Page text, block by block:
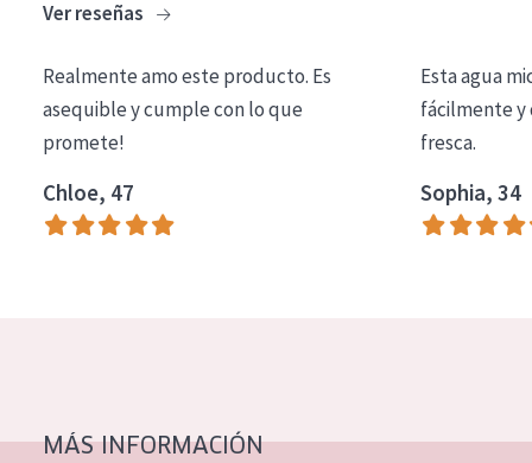
COLECCIÓN
Essentials
Lift+
Expert
TIPO DE PIEL
Piel expuesta al sol
Ver reseñas
Realmente amo este producto. Es
asequible y cumple con lo que
promete!
Chloe, 47
Esta agua
fácilmente y
fresca.
Sophia, 34
MÁS INFORMACIÓN